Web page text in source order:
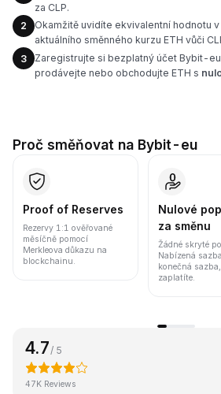
za CLP.
2
Okamžitě uvidíte ekvivalentní hodnotu v
aktuálního směnného kurzu ETH vůči
3
Zaregistrujte si bezplatný účet Bybit-
prodávejte nebo obchodujte ETH s
Proč směňovat na Bybit-eu
Proof of Reserves
Rezervy 1:1 ověřované
měsíčně pomocí
Merkleova důkazu na
blockchainu.
Nulové
za směnu
Žádné skryté
Nabízená
konečná
zaplatíte.
4.7 / 5
47K Reviews